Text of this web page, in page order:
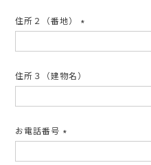
住所２（番地）
須)
住所３（建物名）
お電話番号
須)